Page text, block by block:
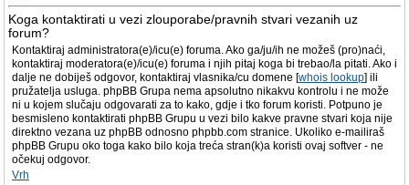
Koga kontaktirati u vezi zlouporabe/pravnih stvari vezanih uz
forum?
Kontaktiraj administratora(e)/icu(e) foruma. Ako ga/ju/ih ne možeš (pro)naći,
kontaktiraj moderatora(e)/icu(e) foruma i njih pitaj koga bi trebao/la pitati. Ako i
dalje ne dobiješ odgovor, kontaktiraj vlasnika/cu domene [whois lookup] ili
pružatelja usluga. phpBB Grupa nema apsolutno nikakvu kontrolu i ne može
ni u kojem slučaju odgovarati za to kako, gdje i tko forum koristi. Potpuno je
besmisleno kontaktirati phpBB Grupu u vezi bilo kakve pravne stvari koja nije
direktno vezana uz phpBB odnosno phpbb.com stranice. Ukoliko e-mailiraš
phpBB Grupu oko toga kako bilo koja treća stran(k)a koristi ovaj softver - ne
očekuj odgovor.
Vrh